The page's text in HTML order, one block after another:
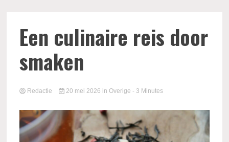
Een culinaire reis door
smaken
Redactie 20 mei 2026 in Overige - 3 Minutes